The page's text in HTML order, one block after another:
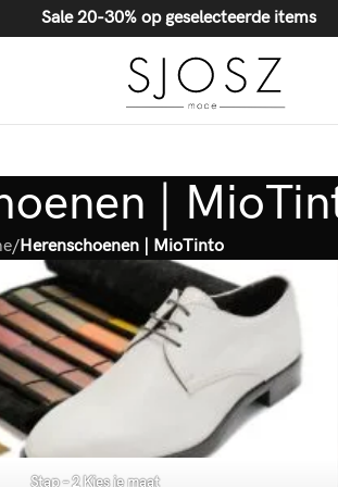
korting op geselecteerde items
Sale 20-30% op geselecteerde items
|
/Herenschoenen | MioTinto
Stap – 2 Kies je maat